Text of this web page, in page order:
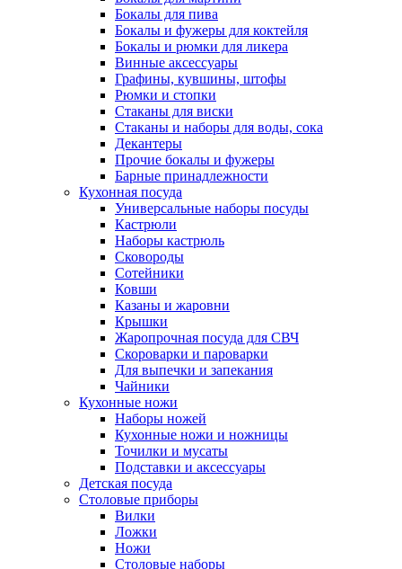
Бокалы для пива
Бокалы и фужеры для коктейля
Бокалы и рюмки для ликера
Винные аксессуары
Графины, кувшины, штофы
Рюмки и стопки
Стаканы для виски
Стаканы и наборы для воды, сока
Декантеры
Прочие бокалы и фужеры
Барные принадлежности
Кухонная посуда
Универсальные наборы посуды
Кастрюли
Наборы кастрюль
Сковороды
Сотейники
Ковши
Казаны и жаровни
Крышки
Жаропрочная посуда для СВЧ
Скороварки и пароварки
Для выпечки и запекания
Чайники
Кухонные ножи
Наборы ножей
Кухонные ножи и ножницы
Точилки и мусаты
Подставки и аксессуары
Детская посуда
Столовые приборы
Вилки
Ложки
Ножи
Столовые наборы